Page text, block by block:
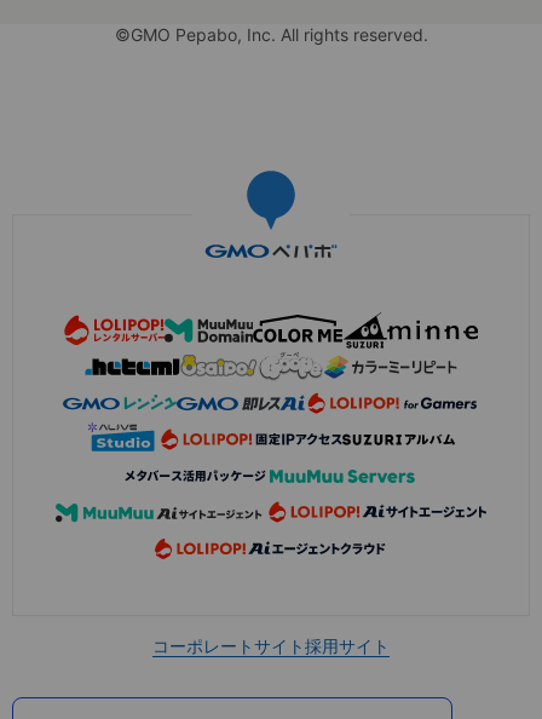
©GMO Pepabo, Inc. All rights reserved.
コーポレートサイト採用サイト